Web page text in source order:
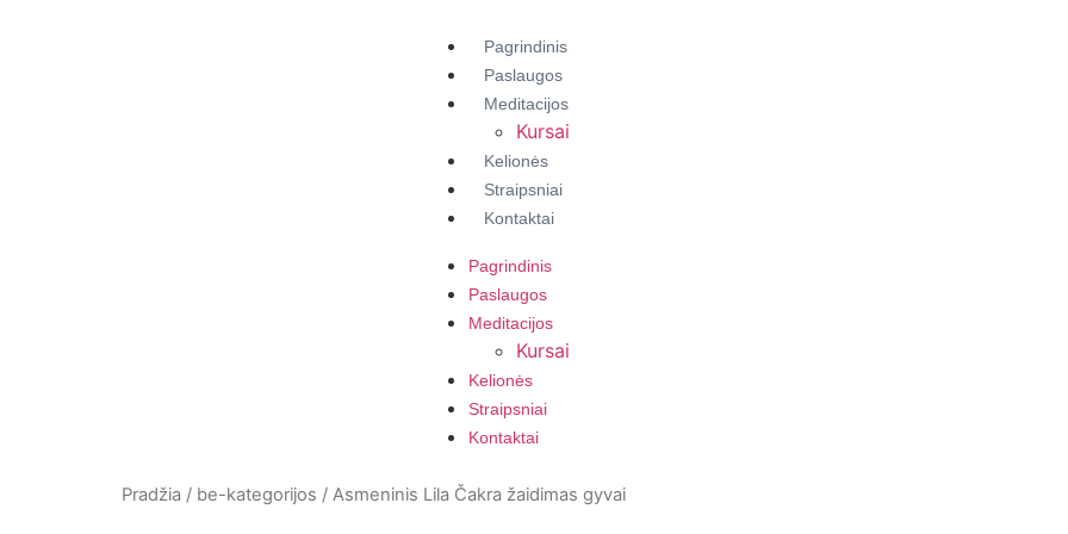
Pagrindinis
Paslaugos
Meditacijos
Kursai
Kelionės
Straipsniai
Kontaktai
Pagrindinis
Paslaugos
Meditacijos
Kursai
Kelionės
Straipsniai
Kontaktai
Pradžia / be-kategorijos / Asmeninis Lila Čakra žaidimas gyvai